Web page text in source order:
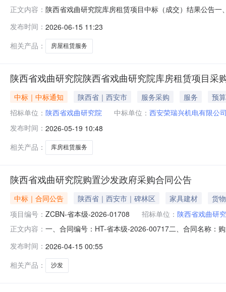
正文内容： 陕西省戏曲研究院库房租赁项目中标（成交）结果公告
价法否747,750.00元747,750.00元四、主要标的信息合
发布时间： 2026-06-15 11:23
相关产品：
房屋租赁服务
陕西省戏曲研究院陕西省戏曲研究院库房租赁项目采
中标｜中标通知 陕西省｜西安市 服务采购 服务
预
招标单位： 陕西省戏曲研究院 中标单位： 西安荣瑞兴机电有限公
发布时间： 2026-05-19 10:48
相关产品：
库房租赁服务
陕西省戏曲研究院购置沙发政府采购合同公告
中标｜合同公告 陕西省｜西安市｜碑林区 家具建材
货物
项目编号： ZCBN-省本级-2026-01708 招标单位： 陕西省戏曲研
正文内容： 一、合同编号：HT-省本级-2026-00717二、合同名称：
序号名称数量(单位)单价(元)总价(元)规格型号/服务要求
发布时间： 2026-04-15 00:55
相关产品：
沙发